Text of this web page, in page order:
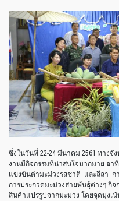
ซึ่งในวันที่ 22-24 มีนาคม 2561 ทางจั
งานมีกิจกรรมที่น่าสนใจมากมาย อา
แข่งขันตำมะม่วงรสชาติ และลีลา
การประกวดมะม่วงสายพันธุ์ต่างๆ กิ
สินค้าแปรรูปจากมะม่วง โดยจุดมุ่งเ